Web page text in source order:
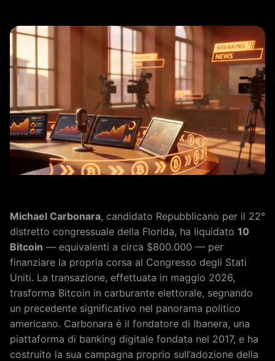
Michael Carbonara, candidato Repubblicano per il 22°
distretto congressuale della Florida, ha liquidato 10
Bitcoin — equivalenti a circa $800.000 — per
finanziare la propria corsa al Congresso degli Stati
Uniti. La transazione, effettuata in maggio 2026,
trasforma Bitcoin in carburante elettorale, segnando
un precedente significativo nel panorama politico
americano. Carbonara è il fondatore di Ibanera, una
piattaforma di banking digitale fondata nel 2017, e ha
costruito la sua campagna proprio sull’adozione della